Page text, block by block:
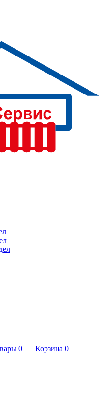
0 Корзина 0